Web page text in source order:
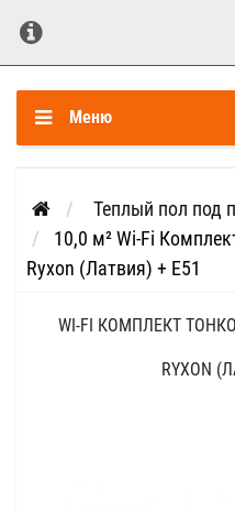
Меню
Теплый пол под
10,0 м² Wi-Fi
Ryxon (Латвия) + E51
WI-FI КОМПЛЕКТ
RYXON